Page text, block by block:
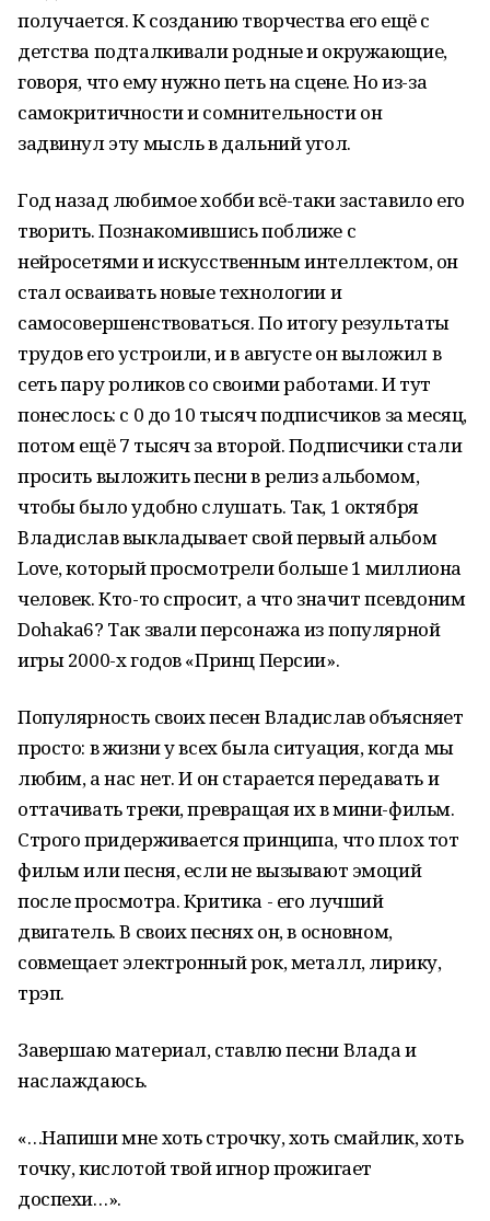
получается. К созданию творчества его ещё с
детства подталкивали родные и окружающие,
говоря, что ему нужно петь на сцене. Но из-за
самокритичности и сомнительности он
задвинул эту мысль в дальний угол.
Год назад любимое хобби всё-таки заставило его
творить. Познакомившись поближе с
нейросетями и искусственным интеллектом, он
стал осваивать новые технологии и
самосовершенствоваться. По итогу результаты
трудов его устроили, и в августе он выложил в
сеть пару роликов со своими работами. И тут
понеслось: с 0 до 10 тысяч подписчиков за месяц,
потом ещё 7 тысяч за второй. Подписчики стали
просить выложить песни в релиз альбомом,
чтобы было удобно слушать. Так, 1 октября
Владислав выкладывает свой первый альбом
Love, который просмотрели больше 1 мил­лиона
человек. Кто-то спросит, а что значит псевдоним
Dohaka6? Так звали персонажа из популярной
игры 2000-х годов «Принц Персии».
Популярность своих песен Владислав объясняет
просто: в жизни у всех была ситуация, когда мы
любим, а нас нет. И он старается передавать и
оттачивать треки, превращая их в мини-фильм.
Строго придерживается принципа, что плох тот
фильм или песня, если не вызывают эмоций
после просмотра. Критика - его лучший
двигатель. В своих песнях он, в основном,
совмещает электронный рок, металл, лирику,
трэп.
Завершаю материал, ставлю песни Влада и
наслаждаюсь.
«…Напиши мне хоть строчку, хоть смайлик, хоть
точку, кислотой твой игнор прожигает
доспехи…».